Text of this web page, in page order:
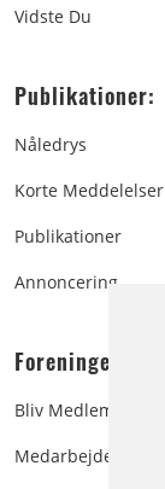
Vidste Du
Publikationer:
Nåledrys
Korte Meddelelser
Publikationer
Annoncering
Foreningen:
Bliv Medlem
Medarbejdere